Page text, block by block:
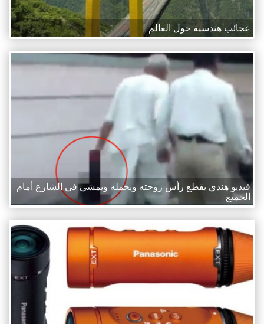
عجائب هندسية حول العالم
فيديو هندي يقطع رأس زوجته ويحمله ويمشي في الشارع أمام
الجميع